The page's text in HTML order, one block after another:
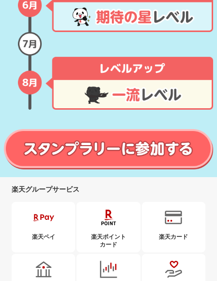
楽天グループサービス
楽天ペイ
楽天ポイント
カード
楽天カード